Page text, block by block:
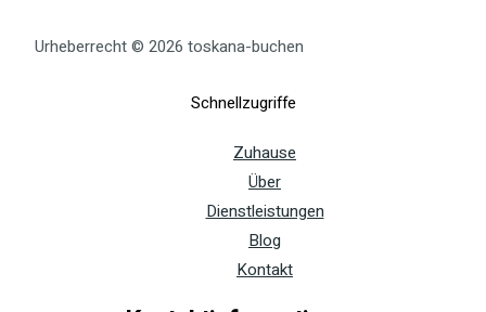
Urheberrecht © 2026 toskana-buchen
Schnellzugriffe
Zuhause
Über
Dienstleistungen
Blog
Kontakt